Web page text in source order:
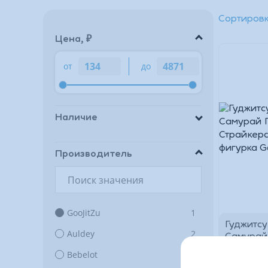
Цена, ₽
от до
Наличие
Производитель
GooJitZu
1
Auldey
2
Bebelot